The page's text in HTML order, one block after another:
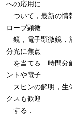
への応用に
ついて，最新の情
ローブ顕微
鏡，電子顕微鏡，
分光に焦点
を当てる．時間分
ントや電子
スピンの解明，生
クスも歓迎
する．